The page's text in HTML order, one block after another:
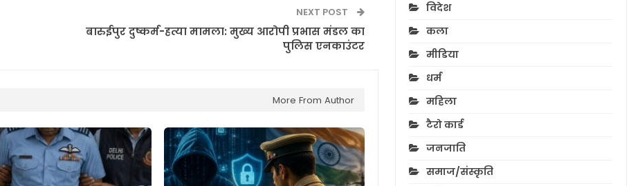
NEXT POST
बारुईपुर दुष्कर्म-हत्या मामला: मुख्य आरोपी प्रभास मंडल का
पुलिस एनकाउंटर
More From Author
विदेश
कला
मीडिया
धर्म
महिला
टैरो कार्ड
जनजाति
समाज/संस्कृति